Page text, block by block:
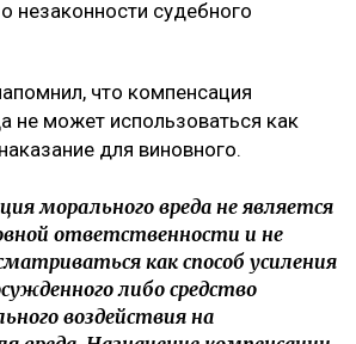
незаконности судебного
что компенсация
не может использоваться как
для виновного.
морального вреда не является
ответственности и не
как способ усиления
либо средство
воздействия на